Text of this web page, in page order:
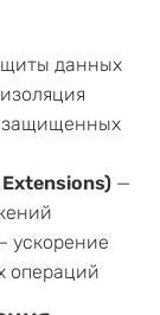
данных
защищенных
—
ускорение
операций